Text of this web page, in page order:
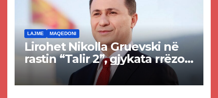
LAJME MAQEDONI
Lirohet Nikolla Gruevski në
rastin “Talir 2”, gjykata rrëzon
akuzat për ndërtimin e
paligjshëm të selisë së